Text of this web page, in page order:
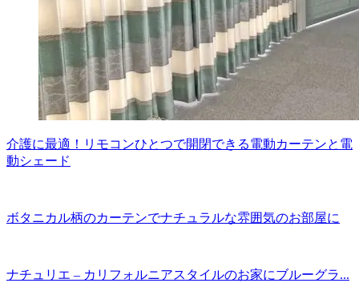
介護に最適！リモコンひとつで開閉できる電動カーテンと電
動シェード
ボタニカル柄のカーテンでナチュラルな雰囲気のお部屋に
ナチュリエ – カリフォルニアスタイルのお家にブルーグラ...